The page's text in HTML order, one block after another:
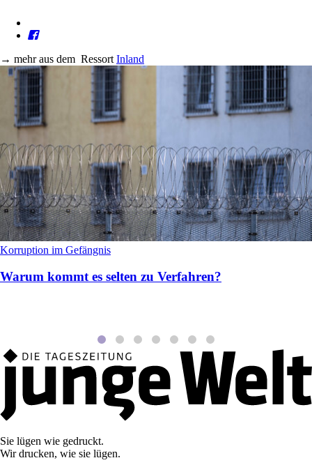
→ mehr aus dem Ressort Inland
Korruption im Gefängnis
Warum kommt es selten zu Verfahren?
Sie lügen wie gedruckt.
Wir drucken, wie sie lügen.